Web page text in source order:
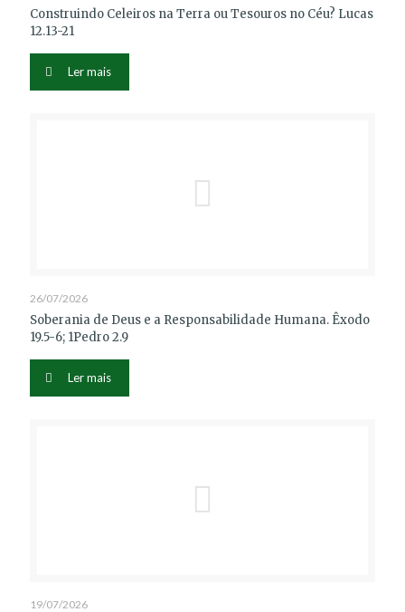
Construindo Celeiros na Terra ou Tesouros no Céu? Lucas
12.13-21
Ler mais
26/07/2026
Soberania de Deus e a Responsabilidade Humana. Êxodo
19.5-6; 1Pedro 2.9
Ler mais
19/07/2026